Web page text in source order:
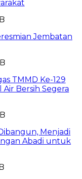
Jembatan
TMMD Ke-129
Bersih Segera
Menjadi
Abadi untuk